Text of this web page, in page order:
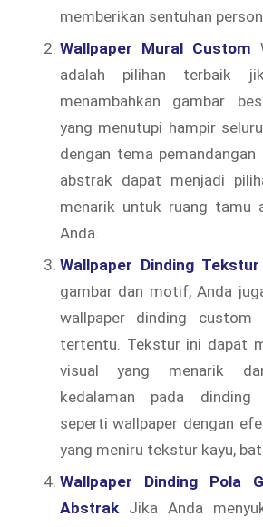
memberikan sentuhan
Wallpaper Mural Custom
adalah pilihan terbaik
menambahkan gambar
yang menutupi hampir
dengan tema
abstrak dapat menjadi
menarik untuk ruang tamu
Anda.
Wallpaper Dinding
gambar dan motif, Anda
wallpaper dinding custom
tertentu. Tekstur ini dapat
visual yang menarik
kedalaman pada dinding
seperti wallpaper dengan
yang meniru tekstur kayu,
Wallpaper Dinding Pola
AbstrakJika Anda